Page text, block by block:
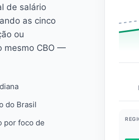
de salário
as cinco
ou
mesmo CBO —
do Brasil
por foco de